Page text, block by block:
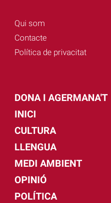
Qui som
Contacte
Política de privacitat
DONA I AGERMANA'T
INICI
CULTURA
LLENGUA
MEDI AMBIENT
OPINIÓ
POLÍTICA